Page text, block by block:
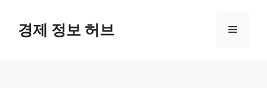
경제 정보 허브 메